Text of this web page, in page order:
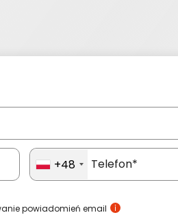
+48
powiadomień email